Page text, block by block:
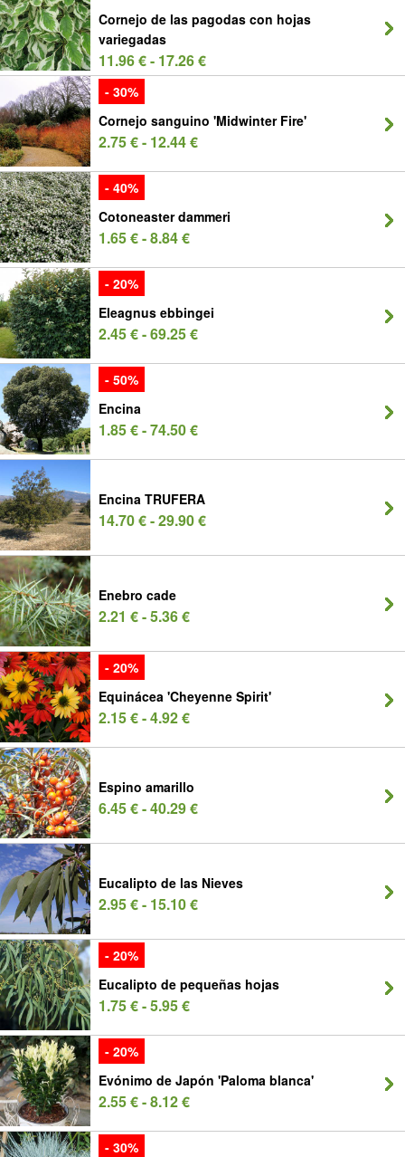
Cornejo de las pagodas con hojas
variegadas
11.96 € - 17.26 €
- 30%
Cornejo sanguino 'Midwinter Fire'
2.75 € - 12.44 €
- 40%
Cotoneaster dammeri
1.65 € - 8.84 €
- 20%
Eleagnus ebbingei
2.45 € - 69.25 €
- 50%
Encina
1.85 € - 74.50 €
Encina TRUFERA
14.70 € - 29.90 €
Enebro cade
2.21 € - 5.36 €
- 20%
Equinácea 'Cheyenne Spirit'
2.15 € - 4.92 €
Espino amarillo
6.45 € - 40.29 €
Eucalipto de las Nieves
2.95 € - 15.10 €
- 20%
Eucalipto de pequeñas hojas
1.75 € - 5.95 €
- 20%
Evónimo de Japón 'Paloma blanca'
2.55 € - 8.12 €
- 30%